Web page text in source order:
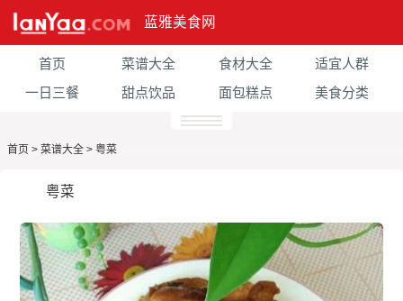
蓝雅美食网
首页 菜谱大全 食材大全
适宜人群
一日三餐
甜点饮品 面包糕点 美食分类
首页 > 菜谱大全 > 粤菜
粤菜